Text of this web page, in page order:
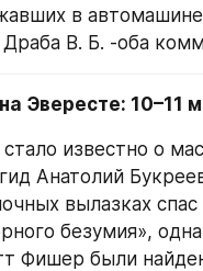
в
В. Б. -оба
Эвересте: 10–11
Анатолий
вылазках
безумия»,
Фишер были